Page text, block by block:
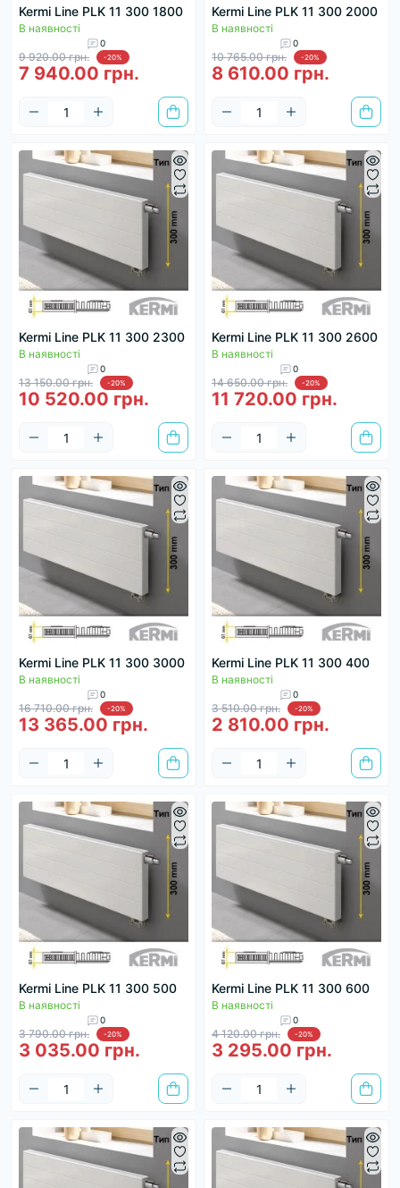
Kermi Line PLK 11 300 1800
В наявності
0
9 920.00 грн. -20%
7 940.00 грн.
Kermi Line PLK 11 300 2000
В наявності
0
10 765.00 грн. -20%
8 610.00 грн.
Kermi Line PLK 11 300 2300
В наявності
0
13 150.00 грн. -20%
10 520.00 грн.
Kermi Line PLK 11 300 2600
В наявності
0
14 650.00 грн. -20%
11 720.00 грн.
Kermi Line PLK 11 300 3000
В наявності
0
16 710.00 грн. -20%
13 365.00 грн.
Kermi Line PLK 11 300 400
В наявності
0
3 510.00 грн. -20%
2 810.00 грн.
Kermi Line PLK 11 300 500
В наявності
0
3 790.00 грн. -20%
3 035.00 грн.
Kermi Line PLK 11 300 600
В наявності
0
4 120.00 грн. -20%
3 295.00 грн.